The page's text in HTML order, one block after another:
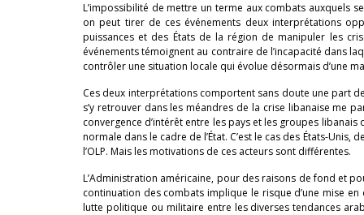
L’impossibilité de mettre un terme aux combats auxquels
on peut tirer de ces événements deux interprétations
puissances et des États de la région de manipuler les
événements témoignent au contraire de l’incapacité dans
contrôler une situation locale qui évolue désormais d’une
Ces deux interprétations comportent sans doute une part
s’y retrouver dans les méandres de la crise libanaise me
convergence d’intérêt entre les pays et les groupes
normale dans le cadre de l’État. C’est le cas des États-
l’OLP. Mais les motivations de ces acteurs sont différentes.
L’Administration américaine, pour des raisons de fond et
continuation des combats implique le risque d’une mise
lutte politique ou militaire entre les diverses tendances